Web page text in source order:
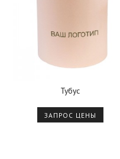
Тубус
ЗАПРОС ЦЕНЫ